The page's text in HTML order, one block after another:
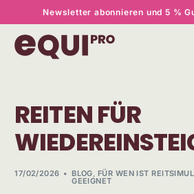
Newsletter abonnieren und 5 %
REITEN FÜR
17/02/2026 BLOG, FÜR WEN IST
GEEIGNET